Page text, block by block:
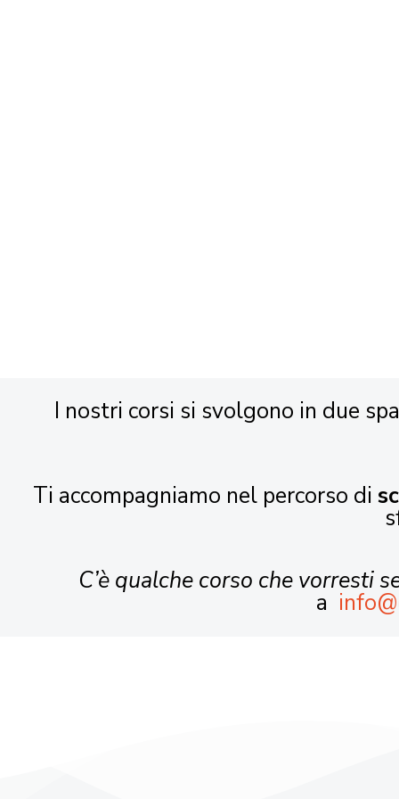
I nostri corsi si svolgono in due
Ti accompagniamo nel percorso di
C’è qualche corso che vorresti
a